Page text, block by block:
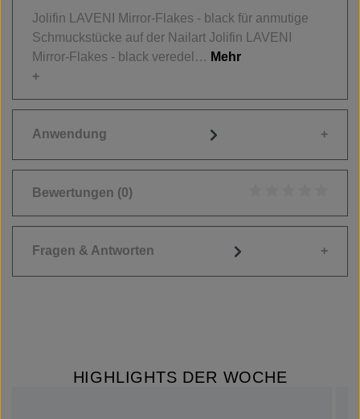
Jolifin LAVENI Mirror-Flakes - black für anmutige
Schmuckstücke auf der Nailart Jolifin LAVENI
Mirror-Flakes - black veredel… Mehr
Anwendung
Bewertungen (0)
Fragen & Antworten
HIGHLIGHTS DER WOCHE